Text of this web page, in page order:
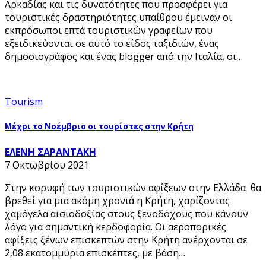
Αρκαδίας και τις δυνατότητες που προσφέρει για
τουριστικές δραστηριότητες υπαίθρου έμειναν οι
εκπρόσωποι επτά τουριστικών γραφείων που
εξειδικεύονται σε αυτό το είδος ταξιδιών, ένας
δημοσιογράφος και ένας blogger από την Ιταλία, οι…
Tourism
Μέχρι το Νοέμβριο οι τουρίστες στην Κρήτη
ΕΛΕΝΗ ΣΑΡΑΝΤΑΚΗ
7 Οκτωβρίου 2021
Στην κορυφή των τουριστικών αφίξεων στην Ελλάδα θα
βρεθεί για μια ακόμη χρονιά η Κρήτη, χαρίζοντας
χαμόγελα αισιοδοξίας στους ξενοδόχους που κάνουν
λόγο για σημαντική κερδοφορία. Οι αεροπορικές
αφίξεις ξένων επισκεπτών στην Κρήτη ανέρχονται σε
2,08 εκατομμύρια επισκέπτες, με βάση…